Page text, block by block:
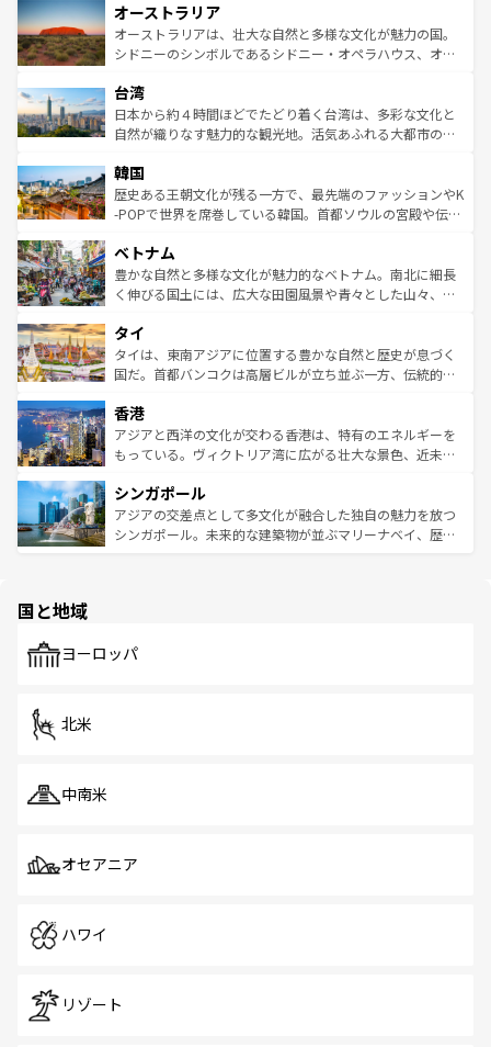
部のニューオーリンズでは、音楽と美食が融合した独特の
文化が魅力。旅行者はアメリカの各地域で異なる魅力を楽
しみながら、その多様性と豊かな歴史を感じることができ
ならではの贅沢な旅のスタイルだ。 なお、新着のアメリカ
情報はコンテンツ一覧を参照してほしい。
ワイ島は見逃せない。また、定番の観光地といえばオアフ
島だが、静かな自然を求めるならマウイ島やカウアイ島が
おすすめ。エメラルドグリーンに輝く海をはじめ、豊かな
れるおもてなしの心で訪れる人々を迎えてくれるハワイの
人々、おいしいローカルフードやハワイアンミュージッ
ク、伝統的なフラダンスなど、すべてがハワイの魅力を彩
ワイを、存分に味わってほしい。 なお、新着のハワイ情報
はコンテンツ一覧を参照してほしい。
オーストラリア
オーストラリアは、壮大な自然と多様な文化が魅力の国。
シドニーのシンボルであるシドニー・オペラハウス、オー
リアリーフや大陸中央部にそびえるウルル（エアーズロッ
ク）、タスマニアの美しい原生林やケアンズの熱帯雨林な
ど、見どころがたくさん。また、カフェやワイン、オージ
いる。アクティビティも充実しており、サーフィンやダイ
ビング、ハイキングなど、アウトドア好きにはたまらな
い。オーストラリアの多彩な魅力を存分に味わいつくそ
参照してほしい。
台湾
日本から約４時間ほどでたどり着く台湾は、多彩な文化と
自然が織りなす魅力的な観光地。活気あふれる大都市の台
ン）、静ひつな山岳地帯である台湾東部など、都市の喧騒
と山間の静けさが共存しており、訪れる人に新しい発見と
驚きをもたらしてくれる。また、奥深い台湾の食文化も魅
容にもいいと評判のスイーツなど、バラエティ豊かな料理
が味わえる。 なお、新着の台湾情報は コンテンツ一覧を参
照してほしい。
韓国
歴史ある王朝文化が残る一方で、最先端のファッションやK
-POPで世界を席巻している韓国。首都ソウルの宮殿や伝統
き、地方に足を延ばせば四季折々の自然美を楽しむことが
できる。そして、キムチや焼肉、絶品のストリートフード
まで、さまざまな韓国料理が待っている。夜には、韓国な
リティに包まれながら、韓国の多彩な魅力を心ゆくまで味
わってみてほしい。 なお、新着の韓国情報はコンテンツ一
覧を参照してほしい。
ベトナム
豊かな自然と多様な文化が魅力的なベトナム。南北に細長
く伸びる国土には、広大な田園風景や青々とした山々、世
急速な発展と共に伝統が息づく。ハノイの古い町並みやホ
ーチミン市のフランス統治時代の建物も、独特の雰囲気を
醸し出している。また、バラエティの豊かさとおいしさで
とつ。フォーやバインミー、ベトナムコーヒーなどは、ぜ
ひ現地で味わいたい。どの地域を訪れてもあたたかい人々
が旅行者を迎えてくれるので、きっと忘れられない旅にな
参照してほしい。
タイ
タイは、東南アジアに位置する豊かな自然と歴史が息づく
国だ。首都バンコクは高層ビルが立ち並ぶ一方、伝統的な
の活気が交差している。北部ではチェンマイなどの山岳地
帯で自然と触れ合い、南部ではプーケットやクラビの美し
いビーチでリゾート気分を楽しむことができる。タイ料理
激する。気候は一年中温暖で、どの季節にも異なる楽しみ
が待っている。親しみやすいタイの人々、仏教を中心とし
た文化、そして多様な観光資源が、訪れる旅人を魅了し続
香港
アジアと西洋の文化が交わる香港は、特有のエネルギーを
もっている。ヴィクトリア湾に広がる壮大な景色、近未来
み、どこを訪れても感動するはず。観光スポットが密集し
ており、効率よく見どころを回れるのも魅力。息をのむよ
うな絶景から文化的な体験まで、香港を存分に楽しみ尽く
シンガポール
アジアの交差点として多文化が融合した独自の魅力を放つ
シンガポール。未来的な建築物が並ぶマリーナベイ、歴史
で、ホーカーズは地元の風情を楽しめる外せないスポット
国と地域
ヨーロッパ
北米
中南米
オセアニア
ハワイ
リゾート